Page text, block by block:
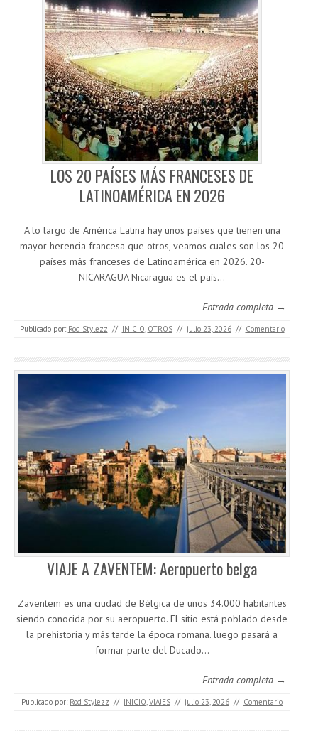
LOS 20 PAÍSES MÁS FRANCESES DE
LATINOAMÉRICA EN 2026
A lo largo de América Latina hay unos países que tienen una
mayor herencia francesa que otros, veamos cuales son los 20
países más franceses de Latinoamérica en 2026. 20-
NICARAGUA Nicaragua es el país…
Entrada completa →
Publicado por: Rod Stylezz // INICIO, OTROS // julio 23, 2026 // Comentario
VIAJE A ZAVENTEM: Aeropuerto belga
Zaventem es una ciudad de Bélgica de unos 34.000 habitantes
siendo conocida por su aeropuerto. El sitio está poblado desde
la prehistoria y más tarde la época romana. luego pasará a
formar parte del Ducado…
Entrada completa →
Publicado por: Rod Stylezz // INICIO VIAJES // julio 23, 2026 // Comentario